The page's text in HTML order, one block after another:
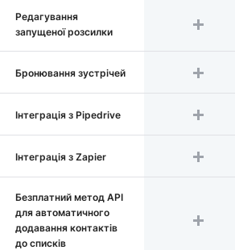
Редагування
запущеної розсилки
Бронювання зустрічей
Інтеграція з Pipedrive
Інтеграція з Zapier
Безплатний метод API
для автоматичного
додавання контактів
до списків